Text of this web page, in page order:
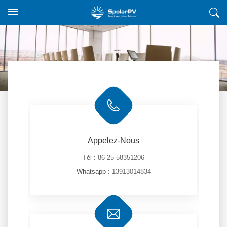
Appelez-Nous
Tél : 86 25 58351206
Whatsapp : 13913014834